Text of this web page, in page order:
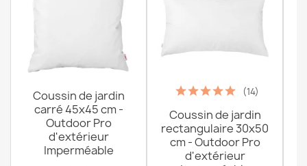
Coussin de jardin
carré 45x45 cm -
Outdoor Pro
d'extérieur
Imperméable
(14)
Coussin de jardin
rectangulaire 30x50
cm - Outdoor Pro
d'extérieur